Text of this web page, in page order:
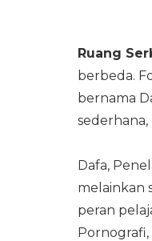
Ruang
berbeda.
bernama
Dafa,
melainkan
peran